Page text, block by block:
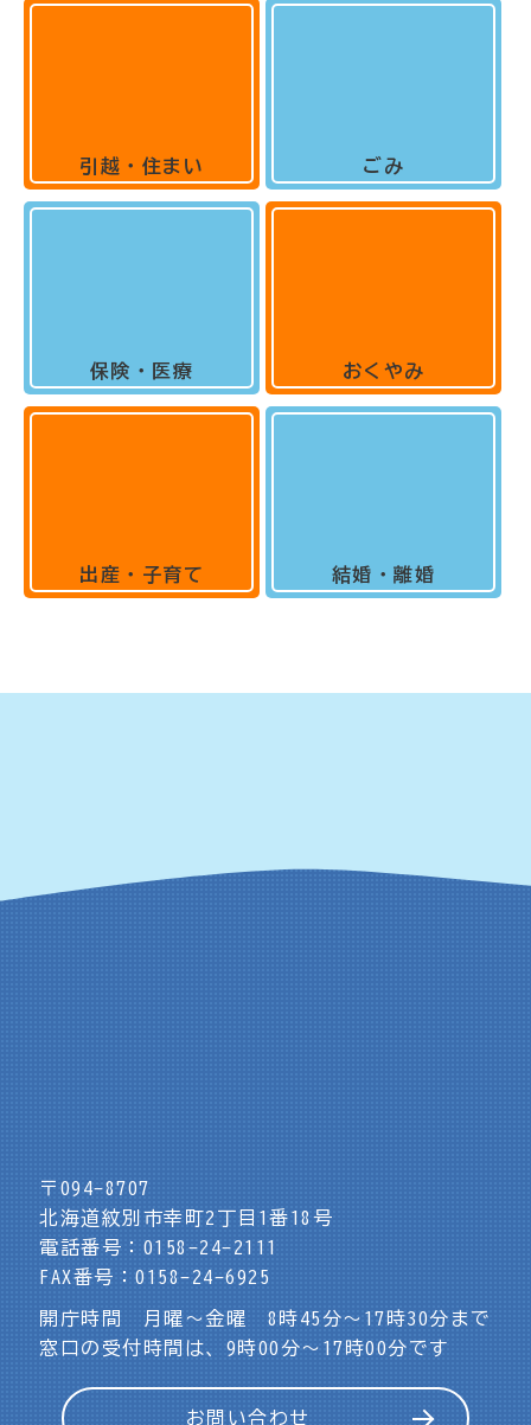
引越・住まい
保険・医療
出産・子育て
ごみ
おくやみ
結婚・離婚
〒094-8707
北海道紋別市幸町2丁目1番18号
電話番号：0158-24-2111
FAX番号：0158-24-6925
開庁時間 月曜～金曜 8時45分～17時30分まで
窓口の受付時間は、9時00分～17時00分です
お問い合わせ